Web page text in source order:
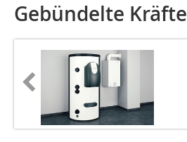
Gebündelte Kräfte